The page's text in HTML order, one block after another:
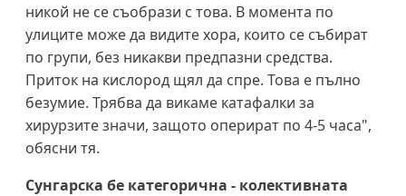
никой не се съобрази с това. В момента по
улиците може да видите хора, които се събират
по групи, без никакви предпазни средства.
Приток на кислород щял да спре. Това е пълно
безумие. Трябва да викаме катафалки за
хирурзите значи, защото оперират по 4-5 часа",
обясни тя.
Сунгарска бе категорична - колективната